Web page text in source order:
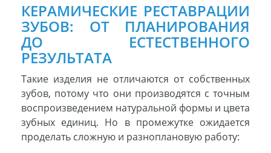
КЕРАМИЧЕСКИЕ РЕСТАВРАЦИИ
ЗУБОВ: ОТ ПЛАНИРОВАНИЯ
ДО ЕСТЕСТВЕННОГО
РЕЗУЛЬТАТА
Такие изделия не отличаются от собственных
зубов, потому что они производятся с точным
воспроизведением натуральной формы и цвета
зубных единиц. Но в промежутке ожидается
проделать сложную и разноплановую работу: